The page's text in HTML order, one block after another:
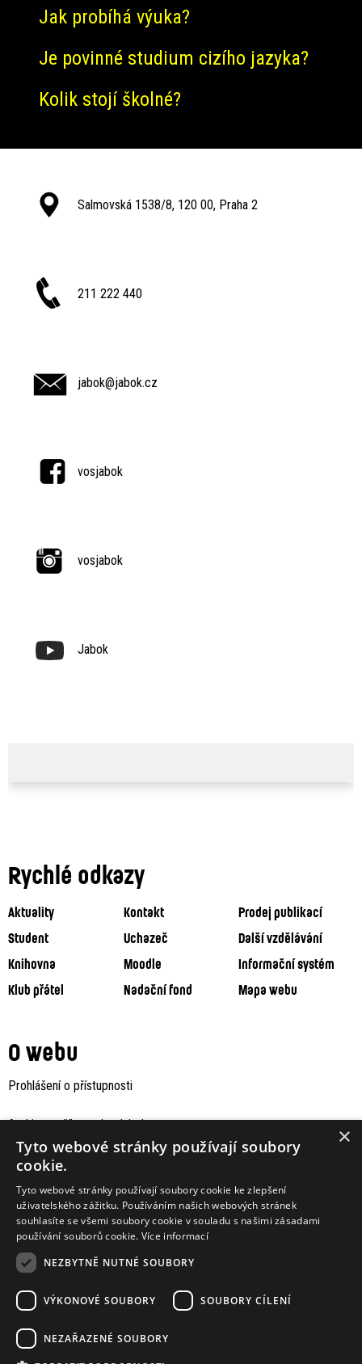
Jak probíhá výuka?
Je povinné studium cizího jazyka?
Kolik stojí školné?
Salmovská 1538/8, 120 00, Praha 2
211 222 440
jabok@jabok.cz
vosjabok
vosjabok
Jabok
Rychlé odkazy
Aktuality Kontakt
Prodej publikací
Student
Uchazeč
Další vzdělávání
Knihovna
Moodle
Informační systém
Klub přátel
Nadační fond Mapa webu
O webu
Prohlášení o přístupnosti
Archiv staršího webu Jaboku
Podporují nás
×
Tyto webové stránky používají soubory
cookie.
Tyto webové stránky používají soubory cookie ke zlepšení
uživatelského zážitku. Používáním našich webových stránek
souhlasíte se všemi soubory cookie v souladu s našimi zásadami
používání souborů cookie. Více informací
NEZBYTNĚ NUTNÉ SOUBORY
VÝKONOVÉ SOUBORY SOUBORY CÍLENÍ
NEZAŘAZENÉ SOUBORY